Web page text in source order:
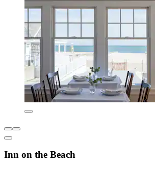
Inn on the Beach